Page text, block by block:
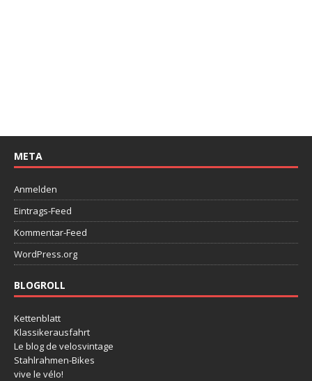
META
Anmelden
Eintrags-Feed
Kommentar-Feed
WordPress.org
BLOGROLL
Kettenblatt
Klassikerausfahrt
Le blog de velosvintage
Stahlrahmen-Bikes
vive le vélo!